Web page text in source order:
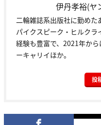
伊丹孝裕(ヤ
二輪雑誌系出版社に勤めた
パイクスピーク・ヒルクラ
経験も豊富で、2021年か
ーキャリイほか。
投